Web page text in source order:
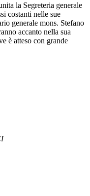
la Segreteria generale
costanti nelle sue
generale mons. Stefano
accanto nella sua
è atteso con grande